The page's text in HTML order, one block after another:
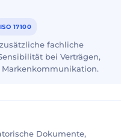
ISO 17100
fachliche
bei Verträgen,
Dokumente,